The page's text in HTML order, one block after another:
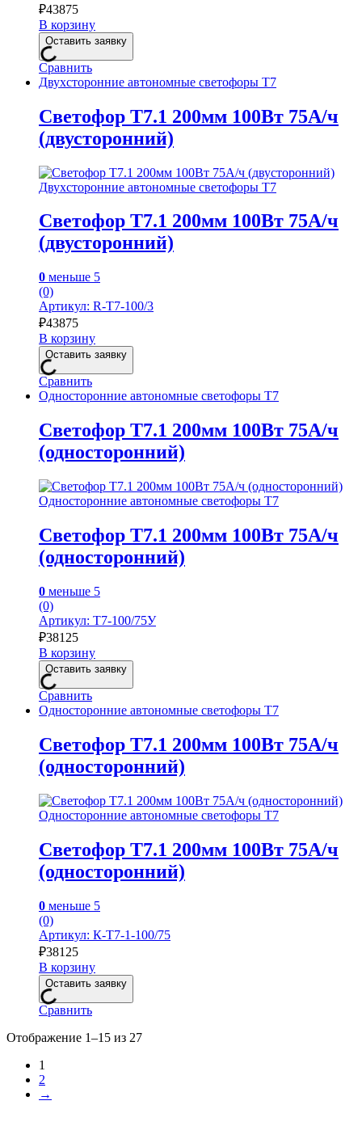
₽43875
В корзину
Оставить заявку
Сравнить
Двухсторонние автономные светофоры Т7
Светофор Т7.1 200мм 100Вт 75А/ч
(двусторонний)
Двухсторонние автономные светофоры Т7
Светофор Т7.1 200мм 100Вт 75А/ч
(двусторонний)
0 меньше 5
(0)
Артикул: R-Т7-100/3
₽43875
В корзину
Оставить заявку
Сравнить
Односторонние автономные светофоры Т7
Светофор Т7.1 200мм 100Вт 75А/ч
(односторонний)
Односторонние автономные светофоры Т7
Светофор Т7.1 200мм 100Вт 75А/ч
(односторонний)
0 меньше 5
(0)
Артикул: Т7-100/75У
₽38125
В корзину
Оставить заявку
Сравнить
Односторонние автономные светофоры Т7
Светофор Т7.1 200мм 100Вт 75А/ч
(односторонний)
Односторонние автономные светофоры Т7
Светофор Т7.1 200мм 100Вт 75А/ч
(односторонний)
0 меньше 5
(0)
Артикул: К-Т7-1-100/75
₽38125
В корзину
Оставить заявку
Сравнить
Отображение 1–15 из 27
1
2
→